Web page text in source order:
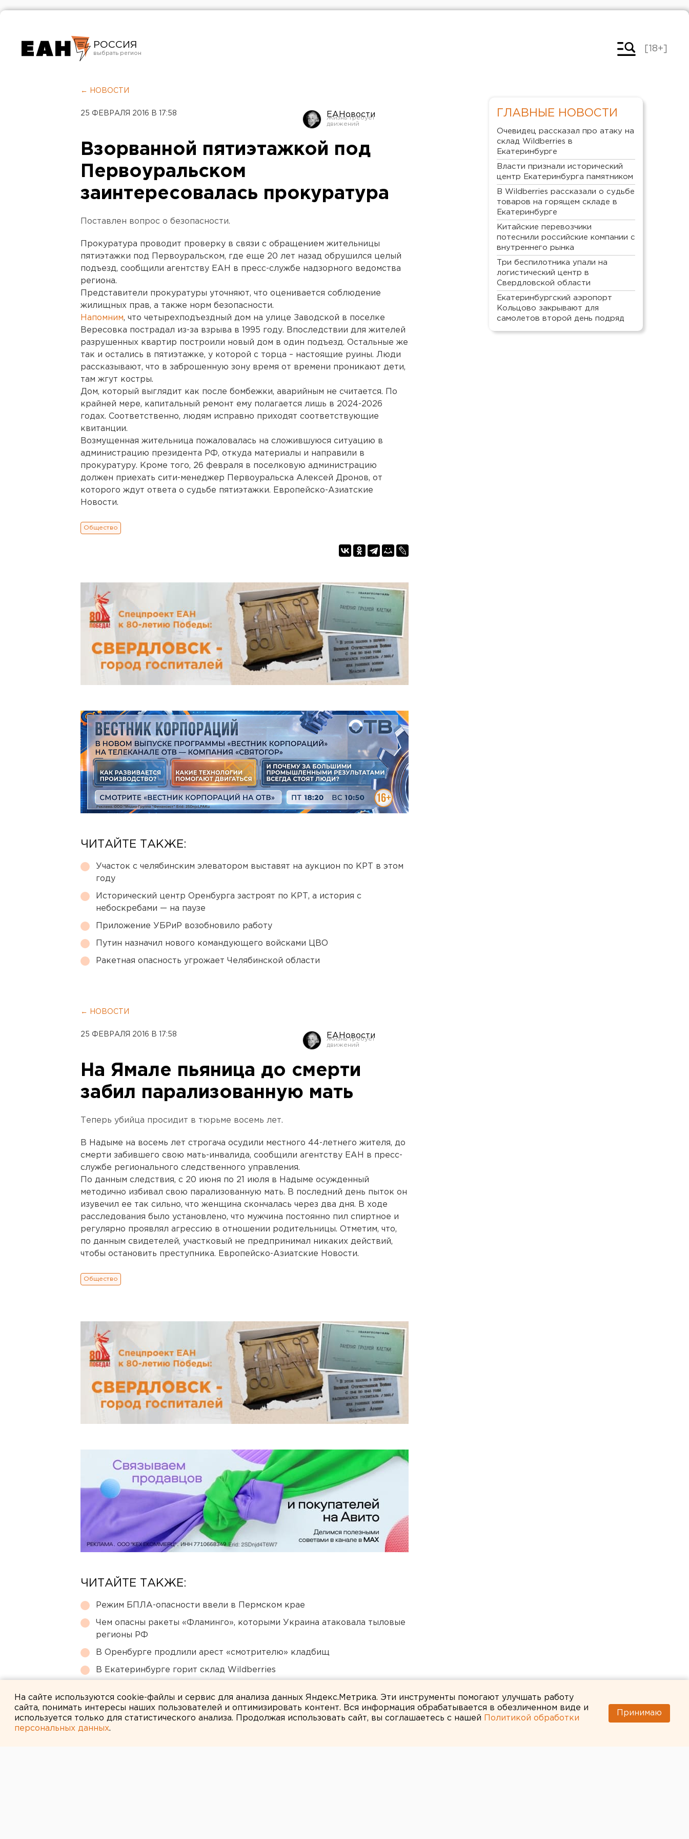
РОССИЯ
Челябинск
[18+]
← НОВОСТИ
25 ФЕВРАЛЯ 2016 В 17:58 ЕАНовости
Взорванной пятиэтажкой под
Первоуральском
заинтересовалась прокуратура
Поставлен вопрос о безопасности.
Прокуратура проводит проверку в связи с обращением жительницы
пятиэтажки под Первоуральском, где еще 20 лет назад обрушился целый
подъезд, сообщили агентству ЕАН в пресс-службе надзорного ведомства
региона.
Представители прокуратуры уточняют, что оценивается соблюдение
жилищных прав, а также норм безопасности.
Напомним, что четырехподъездный дом на улице Заводской в поселке
Вересовка пострадал из-за взрыва в 1995 году. Впоследствии для жителей
разрушенных квартир построили новый дом в один подъезд. Остальные же
так и остались в пятиэтажке, у которой с торца – настоящие руины. Люди
рассказывают, что в заброшенную зону время от времени проникают дети,
там жгут костры.
Дом, который выглядит как после бомбежки, аварийным не считается. По
крайней мере, капитальный ремонт ему полагается лишь в 2024-2026
годах. Соответственно, людям исправно приходят соответствующие
квитанции.
Возмущенная жительница пожаловалась на сложившуюся ситуацию в
администрацию президента РФ, откуда материалы и направили в
прокуратуру. Кроме того, 26 февраля в поселковую администрацию
должен приехать сити-менеджер Первоуральска Алексей Дронов, от
которого ждут ответа о судьбе пятиэтажки. Европейско-Азиатские
Новости.
Общество
ЧИТАЙТЕ ТАКЖЕ:
Участок с челябинским элеватором выставят на аукцион по КРТ в этом
году
Исторический центр Оренбурга застроят по КРТ, а история с
небоскребами — на паузе
Приложение УБРиР возобновило работу
Путин назначил нового командующего войсками ЦВО
Ракетная опасность угрожает Челябинской области
← НОВОСТИ
25 ФЕВРАЛЯ 2016 В 17:58 ЕАНовости
На Ямале пьяница до смерти
забил парализованную мать
Теперь убийца просидит в тюрьме восемь лет.
В Надыме на восемь лет строгача осудили местного 44-летнего жителя, до
смерти забившего свою мать-инвалида, сообщили агентству ЕАН в пресс-
службе регионального следственного управления.
По данным следствия, с 20 июня по 21 июля в Надыме осужденный
методично избивал свою парализованную мать. В последний день пыток он
изувечил ее так сильно, что женщина скончалась через два дня. В ходе
расследования было установлено, что мужчина постоянно пил спиртное и
регулярно проявлял агрессию в отношении родительницы. Отметим, что,
по данным свидетелей, участковый не предпринимал никаких действий,
чтобы остановить преступника. Европейско-Азиатские Новости.
Общество
ЧИТАЙТЕ ТАКЖЕ:
Режим БПЛА-опасности ввели в Пермском крае
Чем опасны ракеты «Фламинго», которыми Украина атаковала тыловые
регионы РФ
В Оренбурге продлили арест «смотрителю» кладбищ
В Екатеринбурге горит склад Wildberries
ГЛАВНЫЕ НОВОСТИ
Очевидец рассказал про атаку на
склад Wildberries в
Екатеринбурге
Власти признали исторический
центр Екатеринбурга памятником
В Wildberries рассказали о судьбе
товаров на горящем складе в
Екатеринбурге
Китайские перевозчики
потеснили российские компании с
внутреннего рынка
Три беспилотника упали на
логистический центр в
Свердловской области
Екатеринбургский аэропорт
Кольцово закрывают для
самолетов второй день подряд
На сайте используются cookie-файлы и сервис для анализа данных Яндекс.Метрика. Эти инструменты помогают улучшать работу
сайта, понимать интересы наших пользователей и оптимизировать контент. Вся информация обрабатывается в обезличенном виде и
используется только для статистического анализа. Продолжая использовать сайт, вы соглашаетесь с нашей
Политикой обработки
персональных данных.
Принимаю